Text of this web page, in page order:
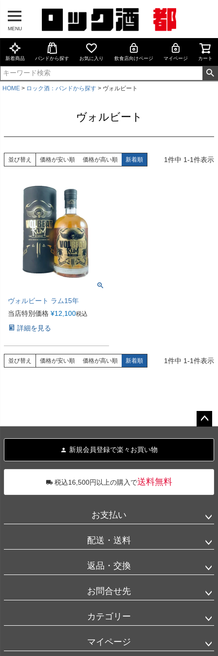
MENU
新着商品 バンドから探す お気に入り 飲食店向けページ マイページ カート
HOME ロック酒：バンドから探す ヴォルビート
ヴォルビート
並び替え 価格が安い順 価格が高い順 新着順 1件中 1-1件表示
ヴォルビート ラム15年
当店特別価格 ¥12,100税込
詳細を見る
並び替え 価格が安い順 価格が高い順 新着順 1件中 1-1件表示
へ
新規会員登録で楽々お買い物
税込16,500円以上の購入で送料無料
お支払い
配送・送料
返品・交換
お問合せ先
カテゴリー
マイページ